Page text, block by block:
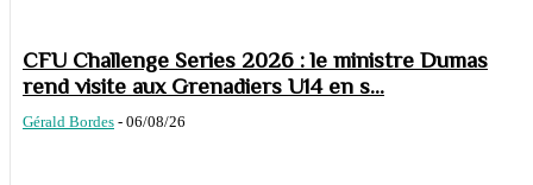
CFU Challenge Series 2026 : le ministre Dumas
rend visite aux Grenadiers U14 en s...
Gérald Bordes - 06/08/26